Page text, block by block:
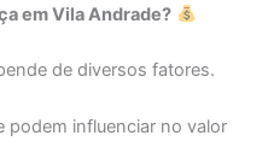
em Vila Andrade?
de diversos fatores.
podem influenciar no valor